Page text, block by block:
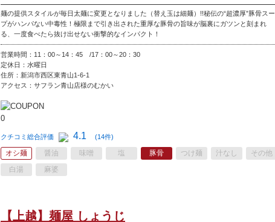
麺の提供スタイルが毎日太麺に変更となりました（替え玉は細麺）!!秘伝の“超濃厚”豚骨スー
プがハンパない中毒性！極限まで引き出された重厚な豚骨の旨味が脳裏にガツンと刻まれ
る、一度食べたら抜け出せない衝撃的なインパクト！
営業時間：11：00～14：45 /17：00～20：30
定休日： 水曜日
住所：新潟市西区東青山1-6-1
アクセス：サフラン青山店様のむかい
クチコミ総合評価 4.1 (14件)
オシ麺 醤油 味噌 塩 豚骨 つけ麺 汁なし
その他
白湯
麻婆
【上越】麺屋 しょうじ